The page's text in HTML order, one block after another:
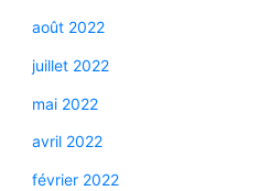
août 2022
juillet 2022
mai 2022
avril 2022
février 2022